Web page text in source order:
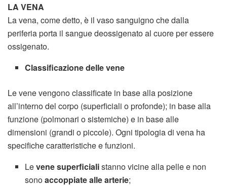
LA VENA
La vena, come detto, è il vaso sanguigno che dalla
periferia porta il sangue deossigenato al cuore per essere
ossigenato.
Classificazione delle vene
Le vene vengono classificate in base alla posizione
all’interno del corpo (superficiali o profonde); in base alla
funzione (polmonari o sistemiche) e in base alle
dimensioni (grandi o piccole). Ogni tipologia di vena ha
specifiche caratteristiche e funzioni.
Levene superficialistanno vicine alla pelle e non
sonoaccoppiate alle arterie;